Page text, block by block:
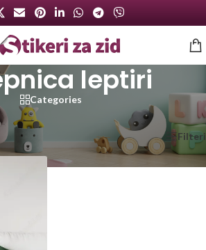
leptiri
Categories
„nalepnica leptiri“ Prikazan jedan rezultat
Filteri